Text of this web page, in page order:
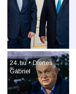
24․hu • Dienes
Gábriel